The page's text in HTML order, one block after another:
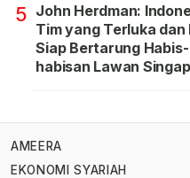
5 John Herdman:
Tim yang Terluka dan
Siap Bertarung Habis-
habisan Lawan
AMEERA
EKONOMI SYARIAH